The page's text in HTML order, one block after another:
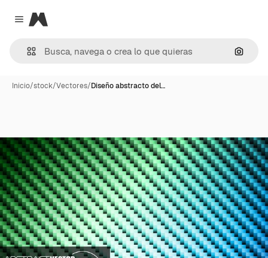
Close menu
Magnific
Inicio/stock/Vectores/Diseño abstracto del…